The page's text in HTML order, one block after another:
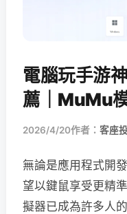
電腦玩手游
薦｜MuMu
2026/4/20作者： 客座
無論是應用程式開
望以鍵鼠享受更精
擬器已成為許多人